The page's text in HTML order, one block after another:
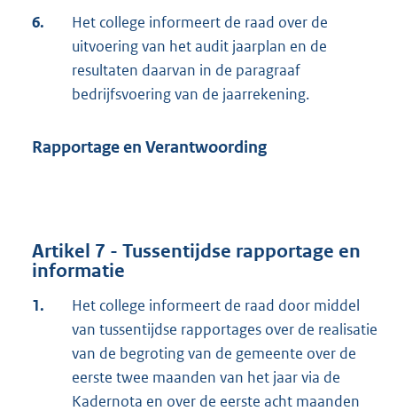
6.
Het college informeert de raad over de
uitvoering van het audit jaarplan en de
resultaten daarvan in de paragraaf
bedrijfsvoering van de jaarrekening.
Rapportage en Verantwoording
Artikel 7 - Tussentijdse rapportage en
informatie
1.
Het college informeert de raad door middel
van tussentijdse rapportages over de realisatie
van de begroting van de gemeente over de
eerste twee maanden van het jaar via de
Kadernota en over de eerste acht maanden